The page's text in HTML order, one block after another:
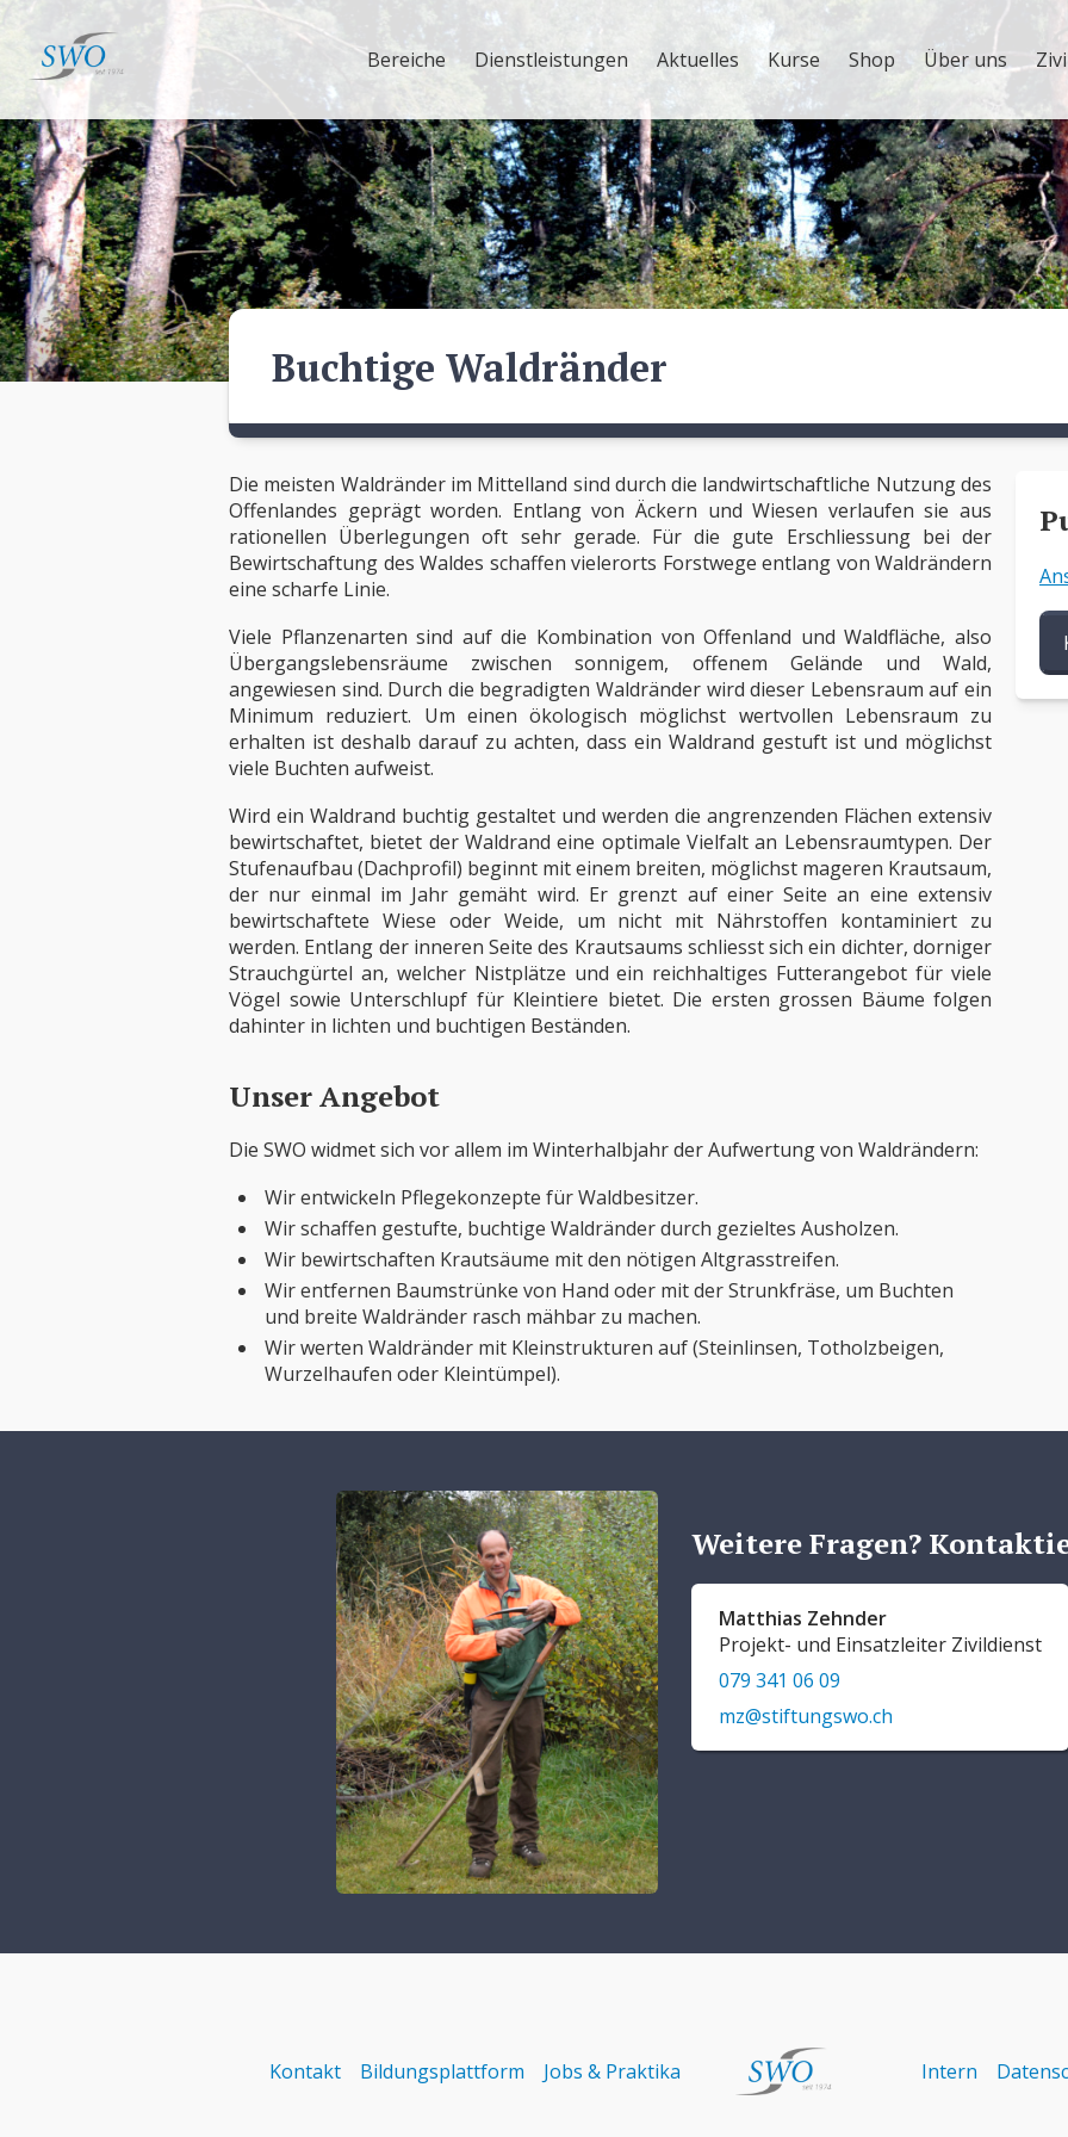
Bereiche Dienstleistungen Aktuelles Kurse Shop Über uns
Buchtige Waldränder
Die meisten Waldränder im Mittelland sind durch die landwirtschaftliche Nutzung des
Offenlandes geprägt worden. Entlang von Äckern und Wiesen verlaufen sie aus
rationellen Überlegungen oft sehr gerade. Für die gute Erschliessung bei der
Bewirtschaftung des Waldes schaffen vielerorts Forstwege entlang von Waldrändern
eine scharfe Linie.
Viele Pflanzenarten sind auf die Kombination von Offenland und Waldfläche, also
Übergangslebensräume zwischen sonnigem, offenem Gelände und Wald,
angewiesen sind. Durch die begradigten Waldränder wird dieser Lebensraum auf ein
Minimum reduziert. Um einen ökologisch möglichst wertvollen Lebensraum zu
erhalten ist deshalb darauf zu achten, dass ein Waldrand gestuft ist und möglichst
viele Buchten aufweist.
Wird ein Waldrand buchtig gestaltet und werden die angrenzenden Flächen extensiv
bewirtschaftet, bietet der Waldrand eine optimale Vielfalt an Lebensraumtypen. Der
Stufenaufbau (Dachprofil) beginnt mit einem breiten, möglichst mageren Krautsaum,
der nur einmal im Jahr gemäht wird. Er grenzt auf einer Seite an eine extensiv
bewirtschaftete Wiese oder Weide, um nicht mit Nährstoffen kontaminiert zu
werden. Entlang der inneren Seite des Krautsaums schliesst sich ein dichter, dorniger
Strauchgürtel an, welcher Nistplätze und ein reichhaltiges Futterangebot für viele
Vögel sowie Unterschlupf für Kleintiere bietet. Die ersten grossen Bäume folgen
dahinter in lichten und buchtigen Beständen.
Unser Angebot
Die SWO widmet sich vor allem im Winterhalbjahr der Aufwertung von Waldrändern:
Wir entwickeln Pflegekonzepte für Waldbesitzer.
Wir schaffen gestufte, buchtige Waldränder durch gezieltes Ausholzen.
Wir bewirtschaften Krautsäume mit den nötigen Altgrasstreifen.
Wir entfernen Baumstrünke von Hand oder mit der Strunkfräse, um Buchten
und breite Waldränder rasch mähbar zu machen.
Wir werten Waldränder mit Kleinstrukturen auf (Steinlinsen, Totholzbeigen,
Wurzelhaufen oder Kleintümpel).
Weitere Fragen?
Matthias Zehnder
Projekt- und Einsatzleiter Zivildienst
079 341 06 09
mz@stiftungswo.ch
Kontakt Bildungsplattform Jobs & Praktika Intern